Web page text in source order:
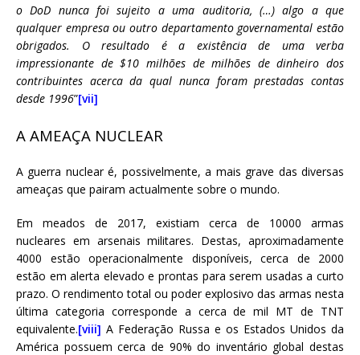
o DoD nunca foi sujeito a uma auditoria, (…) algo a que
qualquer empresa ou outro departamento governamental estão
obrigados. O resultado é a existência de uma verba
impressionante de $10 milhões de milhões de dinheiro dos
contribuintes acerca da qual nunca foram prestadas contas
desde 1996”[vii]
A AMEAÇA NUCLEAR
A guerra nuclear é, possivelmente, a mais grave das diversas
ameaças que pairam actualmente sobre o mundo.
Em meados de 2017, existiam cerca de 10000 armas
nucleares em arsenais militares. Destas, aproximadamente
4000 estão operacionalmente disponíveis, cerca de 2000
estão em alerta elevado e prontas para serem usadas a curto
prazo. O rendimento total ou poder explosivo das armas nesta
última categoria corresponde a cerca de mil MT de TNT
equivalente.[viii] A Federação Russa e os Estados Unidos da
América possuem cerca de 90% do inventário global destas